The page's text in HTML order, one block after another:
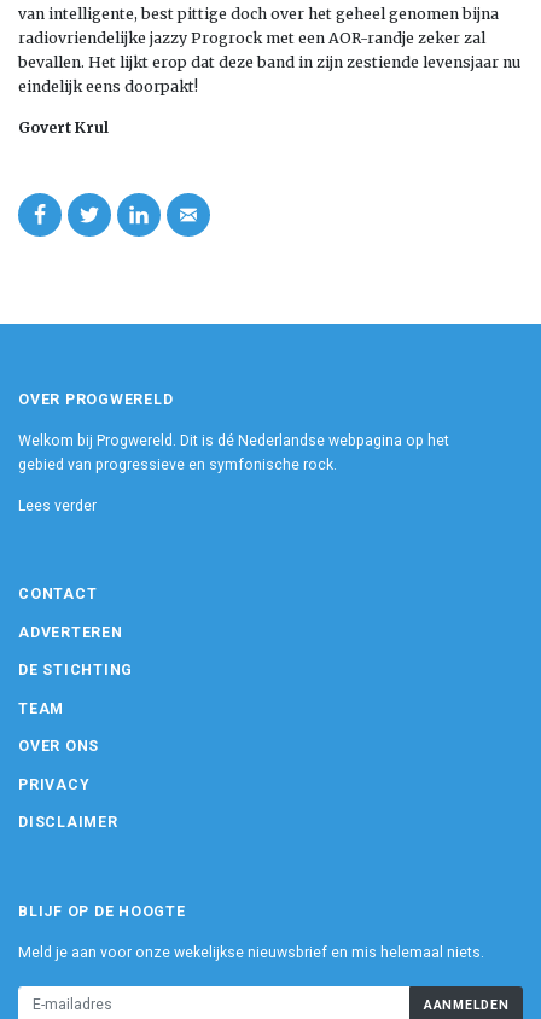
van intelligente, best pittige doch over het geheel genomen bijna
radiovriendelijke jazzy Progrock met een AOR-randje zeker zal
bevallen. Het lijkt erop dat deze band in zijn zestiende levensjaar nu
eindelijk eens doorpakt!
Govert Krul
OVER PROGWERELD
Welkom bij Progwereld. Dit is dé Nederlandse webpagina op het
gebied van progressieve en symfonische rock.
Lees verder
CONTACT
ADVERTEREN
DE STICHTING
TEAM
OVER ONS
PRIVACY
DISCLAIMER
BLIJF OP DE HOOGTE
Meld je aan voor onze wekelijkse nieuwsbrief en mis helemaal niets.
AANMELDEN